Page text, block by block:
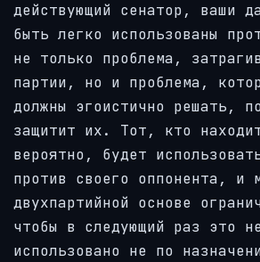
действующий сенатор, ваши
быть легко использованы
не только проблема,
партии, но и проблема,
должны эгоистично решать,
защитит их. Тот, кто
вероятно, будет
против своего оппонента, и
двухпартийной основе
чтобы в следующий раз это
использовано не по